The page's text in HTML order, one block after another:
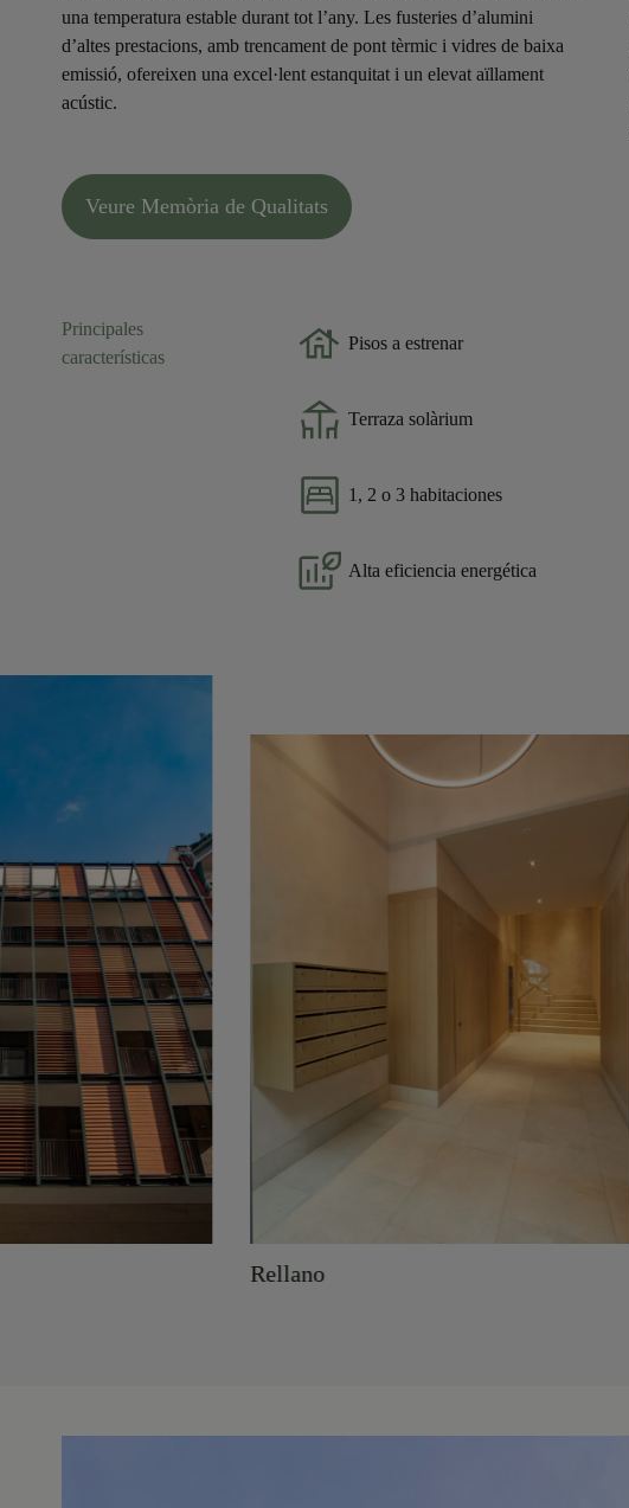
una temperatura estable durant tot l’any. Les fusteries d’alumini
d’altes prestacions, amb trencament de pont tèrmic i vidres de baixa
emissió, ofereixen una excel·lent estanquitat i un elevat aïllament
acústic.
Veure Memòria de Qualitats
Principales
características
Pisos a estrenar
Terraza solàrium
1, 2 o 3 habitaciones
Alta eficiencia energética